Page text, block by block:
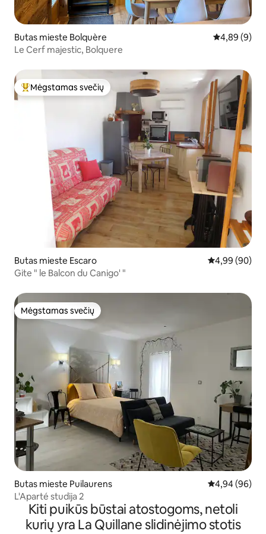
Butas mieste Bolquère Vidutinis
4,89 (9)
Le Cerf majestic, Bolquere
Svečių mėgstamiausias
Mėgstamas svečių
Butas mieste Escaro Vidutinis
4,99 (90)
Gite " le Balcon du Canigo' "
Mėgstamas svečių
Mėgstamas svečių
Butas mieste Puilaurens Vidutinis
4,94 (96)
L'Aparté studija 2
Kiti puikūs būstai atostogoms, netoli
kurių yra La Quillane slidinėjimo stotis